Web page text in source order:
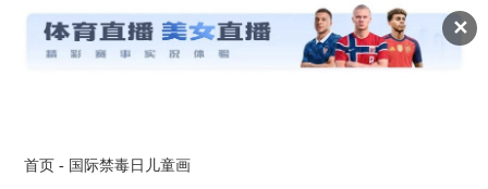
✕
首页 - 国际禁毒日儿童画